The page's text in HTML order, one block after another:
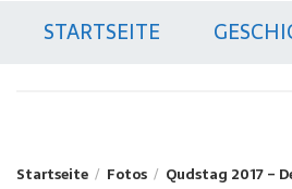
STARTSEITE
Startseite Fotos Qudstag 2017 –